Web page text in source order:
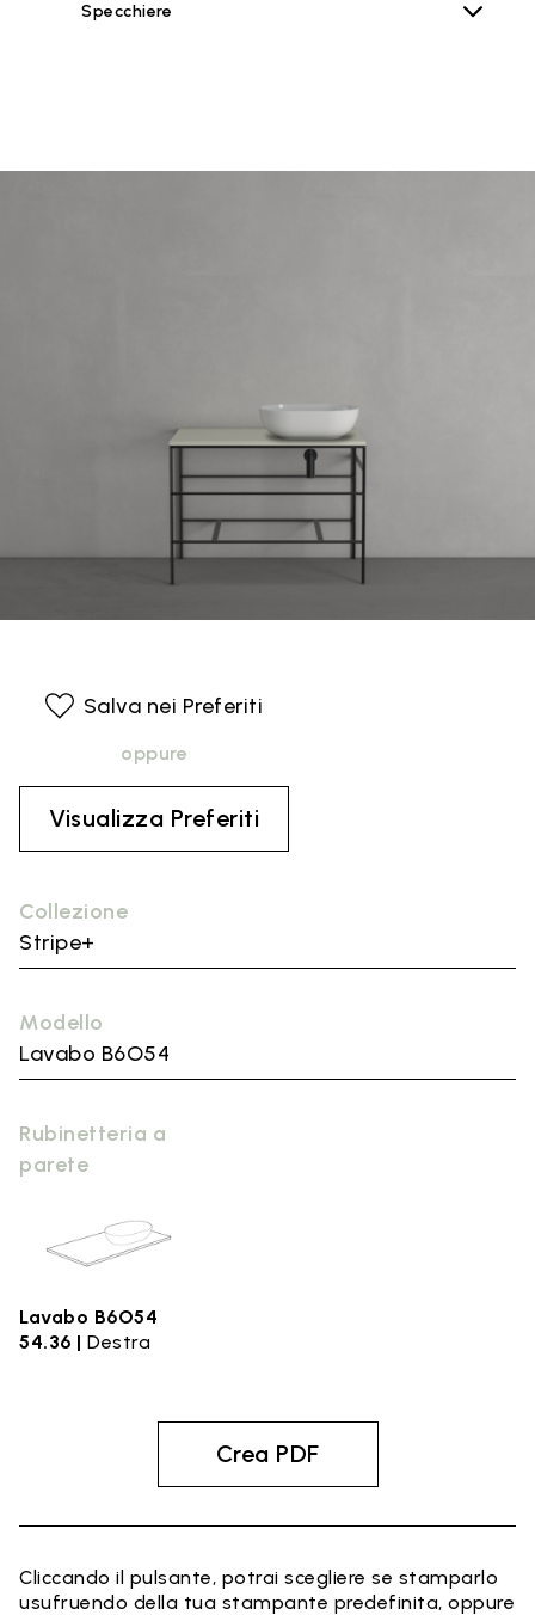
Specchiere
Collezione
Stripe+
Modello
Lavabo B6O54
Rubinetteria a
parete
Lavabo B6O54
54.36 | Destra
Salva nei Preferiti
oppure
Visualizza Preferiti
Crea PDF
Cliccando il pulsante, potrai scegliere se stamparlo
usufruendo della tua stampante predefinita, oppure